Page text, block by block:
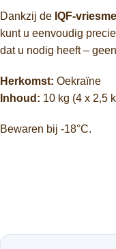
Dankzij de IQF-
kunt u eenvoudig
dat u nodig heeft –
Herkomst: Oekraïne
Inhoud: 10 kg (4 x 2,5
Bewaren bij -18°C.